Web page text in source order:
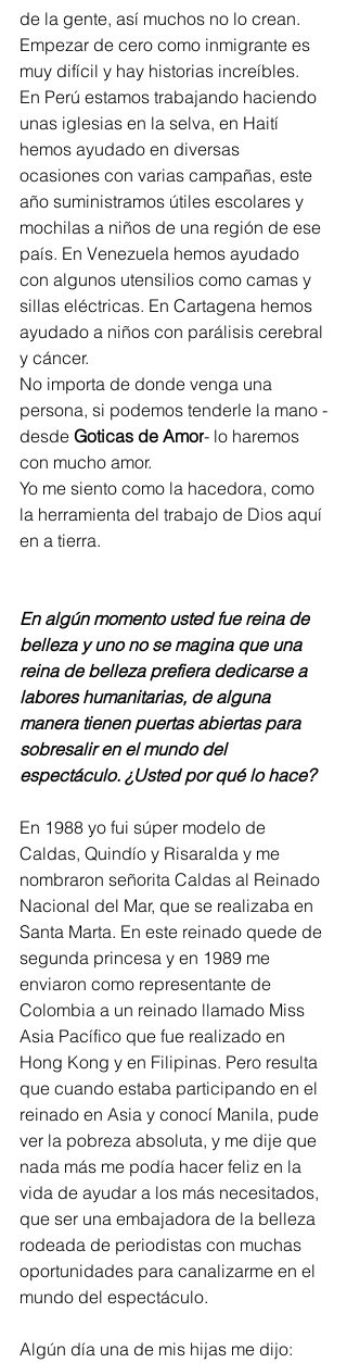
de la gente, así muchos no lo crean.
Empezar de cero como inmigrante es
muy difícil y hay historias increíbles.
En Perú estamos trabajando haciendo
unas iglesias en la selva, en Haití
hemos ayudado en diversas
ocasiones con varias campañas, este
año suministramos útiles escolares y
mochilas a niños de una región de ese
país. En Venezuela hemos ayudado
con algunos utensilios como camas y
sillas eléctricas. En Cartagena hemos
ayudado a niños con parálisis cerebral
y cáncer.
No importa de donde venga una
persona, si podemos tenderle la mano -
desde Goticas de Amor- lo haremos
con mucho amor.
Yo me siento como la hacedora, como
la herramienta del trabajo de Dios aquí
en a tierra.
En algún momento usted fue reina de
belleza y uno no se magina que una
reina de belleza prefiera dedicarse a
labores humanitarias, de alguna
manera tienen puertas abiertas para
sobresalir en el mundo del
espectáculo. ¿Usted por qué lo hace?
En 1988 yo fui súper modelo de
Caldas, Quindío y Risaralda y me
nombraron señorita Caldas al Reinado
Nacional del Mar, que se realizaba en
Santa Marta. En este reinado quede de
segunda princesa y en 1989 me
enviaron como representante de
Colombia a un reinado llamado Miss
Asia Pacífico que fue realizado en
Hong Kong y en Filipinas. Pero resulta
que cuando estaba participando en el
reinado en Asia y conocí Manila, pude
ver la pobreza absoluta, y me dije que
nada más me podía hacer feliz en la
vida de ayudar a los más necesitados,
que ser una embajadora de la belleza
rodeada de periodistas con muchas
oportunidades para canalizarme en el
mundo del espectáculo.
Algún día una de mis hijas me dijo: